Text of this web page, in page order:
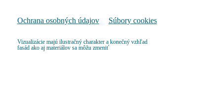
Ochrana osobných údajov Súbory cookies
Vizualizácie majú ilustračný charakter a konečný vzhľad
fasád ako aj materiálov sa môžu zmeniť